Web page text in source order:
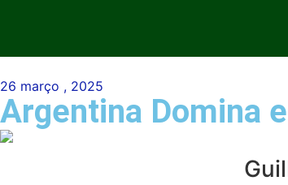
26 março , 2025
Argentina Domina